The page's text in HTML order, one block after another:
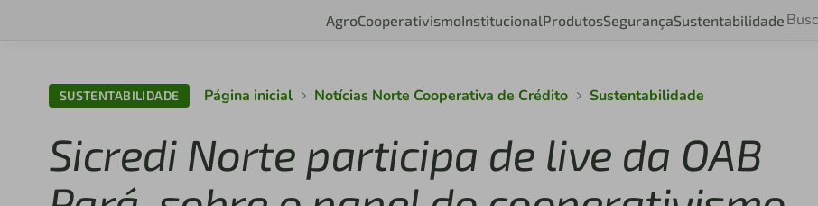
AgroCooperativismoInstitucionalProdutosSegurançaSustentabilidade
SUSTENTABILIDADE Página inicial Notícias Norte Cooperativa de Crédito Sustentabilidade
Sicredi Norte participa de live da OAB